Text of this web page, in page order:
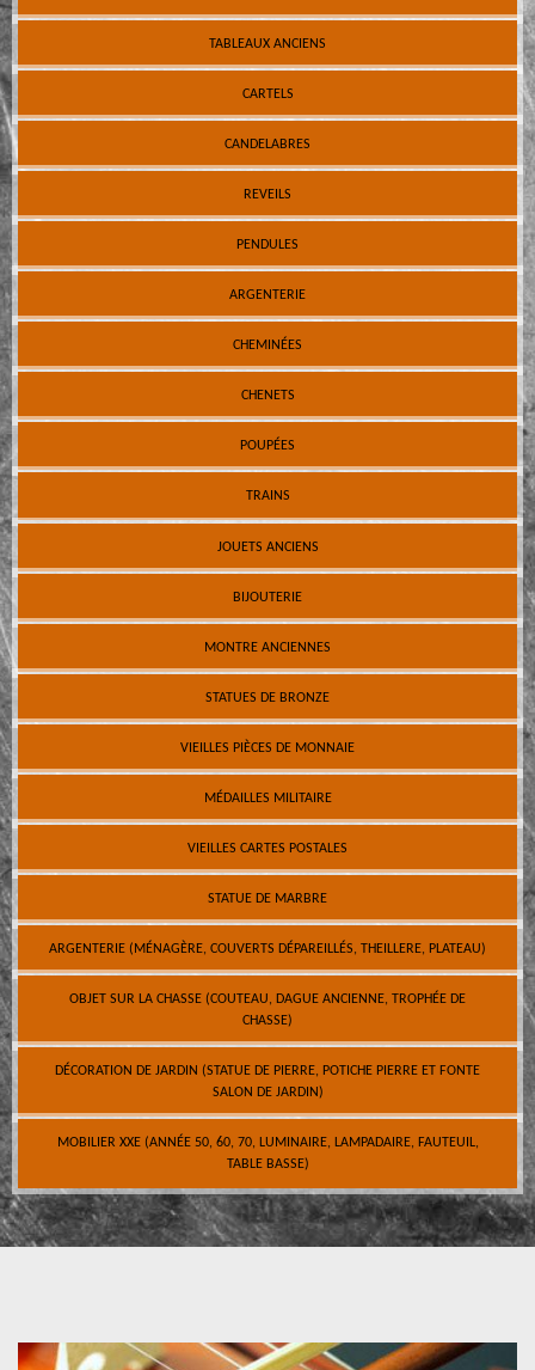
TABLEAUX ANCIENS
CARTELS
CANDELABRES
REVEILS
PENDULES
ARGENTERIE
CHEMINÉES
CHENETS
POUPÉES
TRAINS
JOUETS ANCIENS
BIJOUTERIE
MONTRE ANCIENNES
STATUES DE BRONZE
VIEILLES PIÈCES DE MONNAIE
MÉDAILLES MILITAIRE
VIEILLES CARTES POSTALES
STATUE DE MARBRE
ARGENTERIE (MÉNAGÈRE, COUVERTS DÉPAREILLÉS, THEILLERE, PLATEAU)
OBJET SUR LA CHASSE (COUTEAU, DAGUE ANCIENNE, TROPHÉE DE
CHASSE)
DÉCORATION DE JARDIN (STATUE DE PIERRE, POTICHE PIERRE ET FONTE
SALON DE JARDIN)
MOBILIER XXE (ANNÉE 50, 60, 70, LUMINAIRE, LAMPADAIRE, FAUTEUIL,
TABLE BASSE)